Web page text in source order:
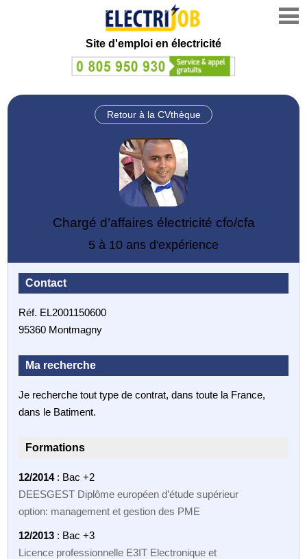
Site d'emploi en électricité
Retour à la CVthèque
Chargé d’affaires électricité cfo/cfa
5 à 10 ans d'expérience
Contact
Réf. EL2001150600
95360 Montmagny
Ma recherche
Je recherche tout type de contrat, dans toute la France,
dans le Batiment.
Formations
12/2014: Bac +2
DEESGEST Diplôme européen d’étude supérieur
option: management et gestion des PME
12/2013 : Bac +3
Licence professionnelle E3IT Electronique et